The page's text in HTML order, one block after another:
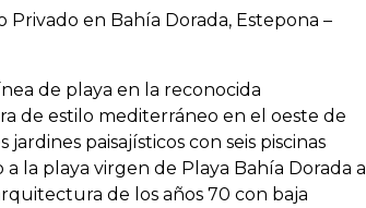
en Bahía Dorada, Estepona –
de playa en la reconocida
de estilo mediterráneo en el oeste de
paisajísticos con seis piscinas
la playa virgen de Playa Bahía Dorada a
de los años 70 con baja